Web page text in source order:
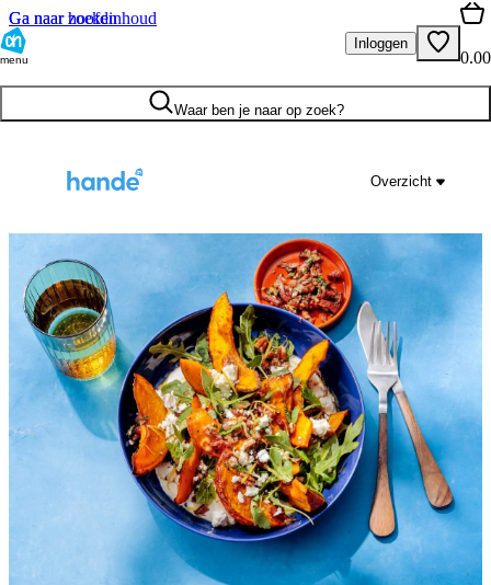
Ga naar hoofdinhoud
Ga naar zoeken
menu
Inloggen
0.00
Waar ben je naar op zoek?
Overzicht